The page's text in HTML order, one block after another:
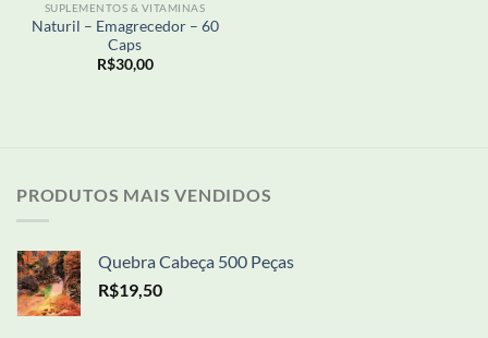
SUPLEMENTOS & VITAMINAS
Naturil – Emagrecedor – 60
Caps
R$30,00
PRODUTOS MAIS VENDIDOS
Quebra Cabeça 500 Peças
R$19,50